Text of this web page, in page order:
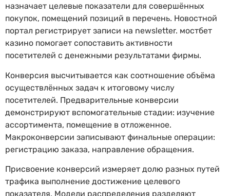
назначает целевые показатели для совершённых
покупок, помещений позиций в перечень. Новостной
портал регистрирует записи на newsletter. мостбет
казино помогает сопоставить активности
посетителей с денежными результатами фирмы.
Конверсия высчитывается как соотношение объёма
осуществлённых задач к итоговому числу
посетителей. Предварительные конверсии
демонстрируют вспомогательные стадии: изучение
ассортимента, помещение в отложенное.
Макроконверсии записывают финальные операции:
регистрацию заказа, направление обращения.
Присвоение конверсий измеряет долю разных путей
трафика выполнение достижение целевого
показателя. Модели распределения разделяют